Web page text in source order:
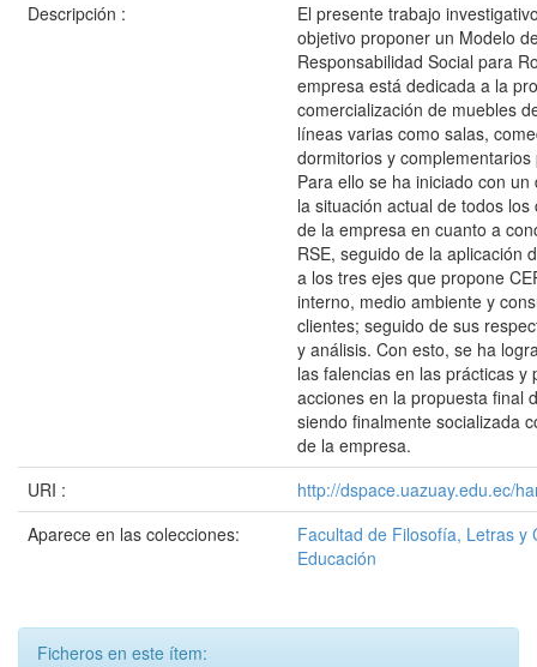
Descripción :
El presente trabajo
objetivo proponer un Modelo
Responsabilidad Social para
empresa está dedicada a la
comercialización de muebles
líneas varias como salas,
dormitorios y
Para ello se ha iniciado con un
la situación actual de todos
de la empresa en cuanto a
RSE, seguido de la aplicación
a los tres ejes que propone
interno, medio ambiente y
clientes; seguido de sus
y análisis. Con esto, se ha
las falencias en las prácticas y
acciones en la propuesta final
siendo finalmente socializada
de la empresa.
URI :
http://dspace.uazuay.edu.ec/
Aparece en las colecciones:
Facultad de Filosofía, Letras y
Educación
Ficheros en este ítem: